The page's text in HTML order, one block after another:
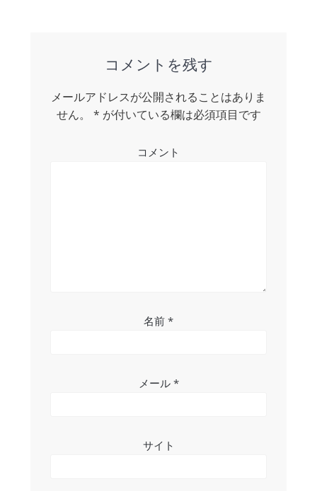
コメントを残す
メールアドレスが公開されることはありま
せん。
* が付いている欄は必須項目です
コメント
名前 *
メール *
サイト